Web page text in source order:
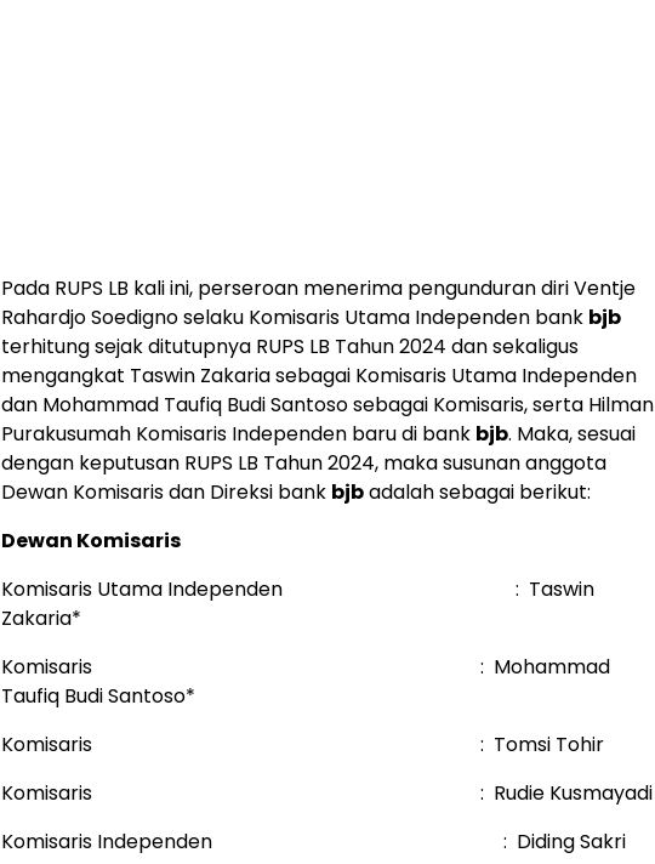
Pada RUPS LB kali ini, perseroan menerima pengunduran diri Ventje
Rahardjo Soedigno selaku Komisaris Utama Independen bank bjb
terhitung sejak ditutupnya RUPS LB Tahun 2024 dan sekaligus
mengangkat Taswin Zakaria sebagai Komisaris Utama Independen
dan Mohammad Taufiq Budi Santoso sebagai Komisaris, serta Hilman
Purakusumah Komisaris Independen baru di bank bjb. Maka, sesuai
dengan keputusan RUPS LB Tahun 2024, maka susunan anggota
Dewan Komisaris dan Direksi bank bjbadalah sebagai berikut:
Dewan Komisaris
Komisaris Utama Independen : Taswin
Zakaria*
Komisaris : Mohammad
Taufiq Budi Santoso*
Komisaris : Tomsi Tohir
Komisaris : Rudie Kusmayadi
Komisaris Independen : Diding Sakri